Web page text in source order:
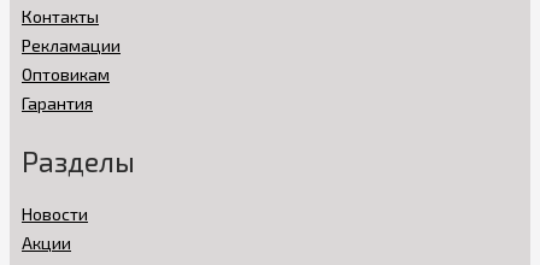
Контакты
Рекламации
Оптовикам
Гарантия
Разделы
Новости
Акции